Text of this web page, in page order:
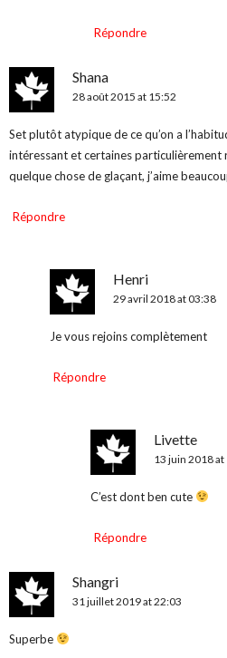
Répondre
Shana
28 août 2015 at 15:52
Set plutôt atypique de ce qu’on a
intéressant et certaines particulièrement
quelque chose de glaçant, j’aime
Répondre
Henri
29 avril 2018 at 03:38
Je vous rejoins complètement
Répondre
Livette
13 juin 2018
C’est dont ben cute
Répondre
Shangri
31 juillet 2019 at 22:03
Superbe